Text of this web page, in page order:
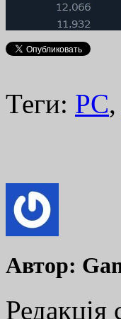
Теги: PC,
Автор:
Редакція